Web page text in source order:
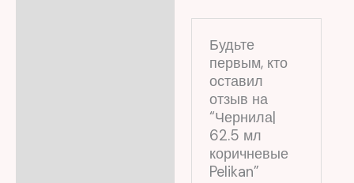
Будьте
первым, кто
оставил
отзыв на
“Чернила|
62.5 мл
коричневые
Pelikan”